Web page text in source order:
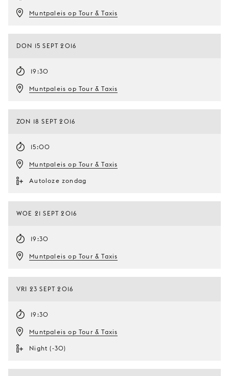
Muntpaleis op Tour & Taxis
DON 15 SEPT 2016
19:30
Muntpaleis op Tour & Taxis
ZON 18 SEPT 2016
15:00
Muntpaleis op Tour & Taxis
Autoloze zondag
WOE 21 SEPT 2016
19:30
Muntpaleis op Tour & Taxis
VRI 23 SEPT 2016
19:30
Muntpaleis op Tour & Taxis
Night (-30)